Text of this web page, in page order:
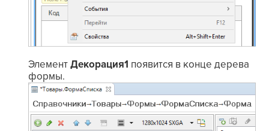
ЭлементДекорация1 появится в конце дерева
формы.